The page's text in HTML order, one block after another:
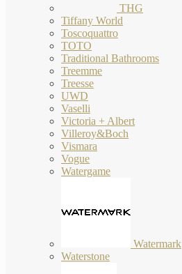
THG
Tiffany World
Toscoquattro
TOTO
Traditional Bathrooms
Treemme
Treesse
UWD
Vaselli
Victoria + Albert
Villeroy&Boch
Vismara
Vogue
Watergame
Watermark
Waterstone